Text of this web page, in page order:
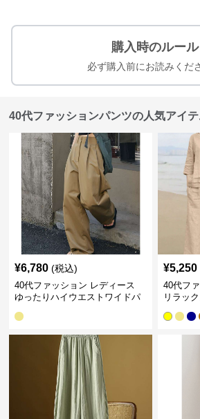
購入時のルール
必ず購入前にお読みくだ
40代ファッションパンツの人気アイ
¥6,780 (税込)
40代ファッション レディース
ゆったりハイウエストワイドパ
¥5,250
40代フ
リラッ